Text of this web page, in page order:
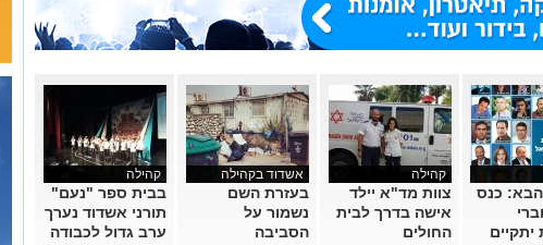
כנס
יתקיים
קהילה
צוות מד"א יילד
אישה בדרך לבית
החולים
אשדוד בקהילה
בעזרת השם
נשמור על
הסביבה
קהילה
בבית ספר "נעם"
תורני אשדוד נערך
ערב גדול לכבודה